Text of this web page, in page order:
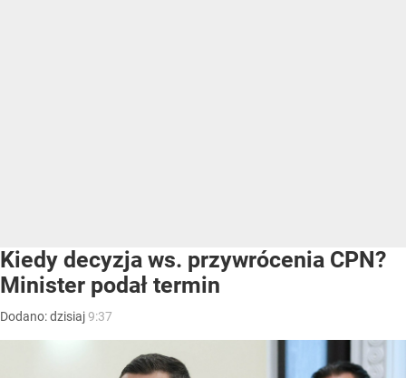
Kiedy decyzja ws. przywrócenia CPN?
Minister podał termin
Dodano:dzisiaj9:37